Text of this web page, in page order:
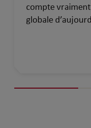
compte
globale